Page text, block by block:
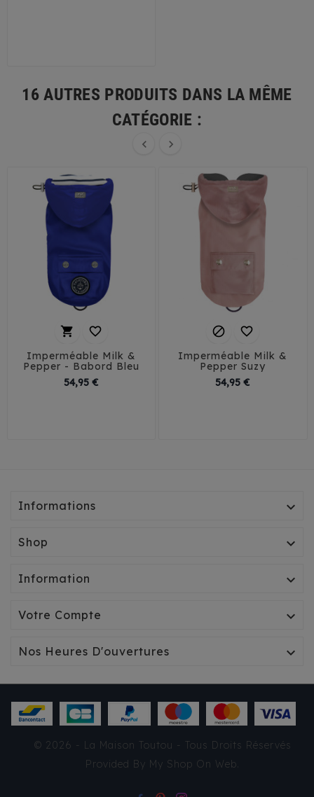
16 AUTRES PRODUITS DANS LA MÊME
CATÉGORIE :
 
 
Imperméable Milk &
Pepper - Babord Bleu
54,95 €Prix
 
Imperméable Milk &
Pepper Suzy
54,95 €
IMPERMÉABLE CROCI -
22,60 €
Informations 
Shop 
Information 
Votre Compte 
Nos Heures D'ouvertures 
© 2026 - La Maison Toutou - Tous Droits Réservés
Provided By My Shop On Web